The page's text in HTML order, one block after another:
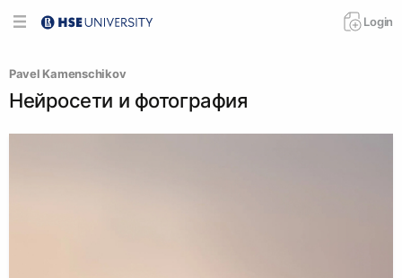
Login
Pavel Kamenschikov
Нейросети и фотография